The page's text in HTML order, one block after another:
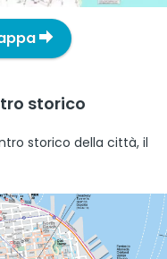
storico
storico della città, il